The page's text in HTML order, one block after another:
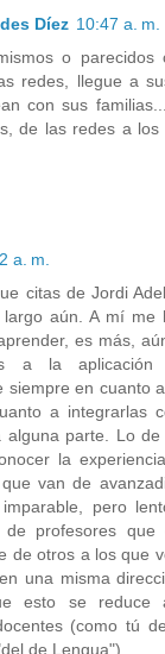
Díez 10:47 a. m.
o parecidos
redes, llegue a
con sus
de las redes a
a. m.
citas de Jordi
aún. A mí me
es más,
a la
siempre en cuanto
a integrarlas
alguna parte. Lo
la
van de
pero
profesores que
de otros a los que
una misma
esto se reduce
(como tú
de Lengua").